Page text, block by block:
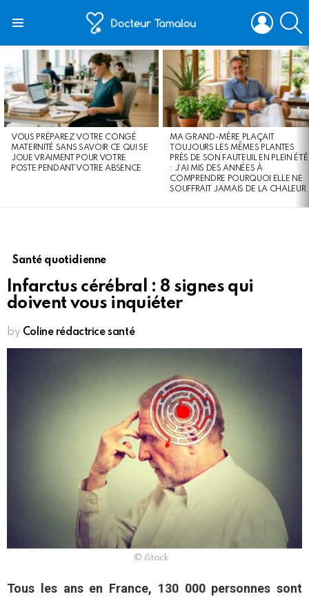
LOGIN
STORIES
VOUS PRÉPAREZ VOTRE CONGÉ
MATERNITÉ SANS SAVOIR CE QUI SE
JOUE VRAIMENT POUR VOTRE
POSTE PENDANT VOTRE ABSENCE
MA GRAND-MÈRE PLAÇAIT
TOUJOURS LES MÊMES PLANTES
PRÈS DE SON FAUTEUIL EN PLEIN ÉTÉ
: J’AI MIS DES ANNÉES À
COMPRENDRE POURQUOI ELLE NE
SOUFFRAIT JAMAIS DE LA CHALEUR
Santé quotidienne
Infarctus cérébral : 8 signes qui
doivent vous inquiéter
by Coline rédactrice santé
© iStock
Tous les ans en France, 130 000 personnes sont